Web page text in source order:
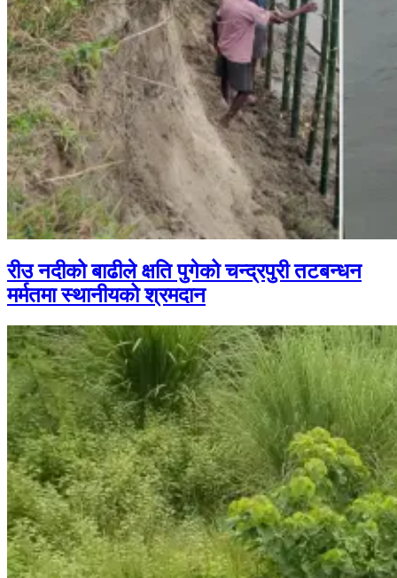
रीउ नदीको बाढीले क्षति पुगेको चन्द्रपुरी तटबन्धन
मर्मतमा स्थानीयको श्रमदान